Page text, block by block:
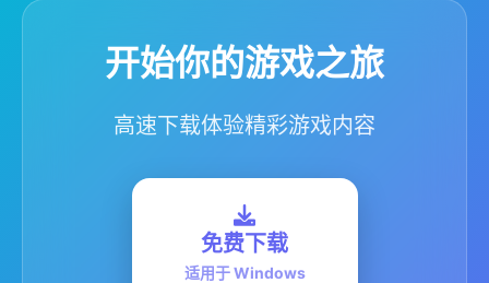
开始你的游戏之旅
高速下载体验精彩游戏内容
免费下载
适用于 Windows